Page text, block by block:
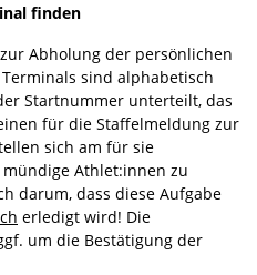
finden
Abholung der persönlichen
sind alphabetisch
Startnummer unterteilt, das
für die Staffelmeldung zur
sich am für sie
Athlet:innen zu
darum, dass diese Aufgabe
erledigt wird! Die
um die Bestätigung der